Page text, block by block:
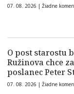
07. 08. 2026 | Žiadne
O post starostu
Ružinova chce
poslanec Peter
07. 08. 2026 | Žiadne